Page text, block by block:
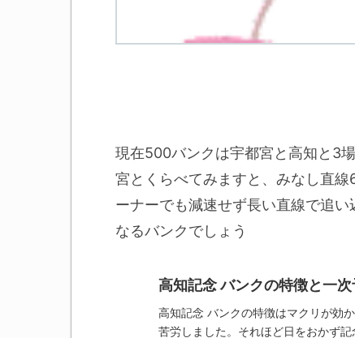
現在500バンクは宇都宮と高知と3
宮とくらべてみますと、みなし直
ーナーでも減速せず長い直線で追
なるバンクでしょう
高知記念 バンクの特徴と一
高知記念 バンクの特徴はマクリが効
苦労しました。それほど日をおかず